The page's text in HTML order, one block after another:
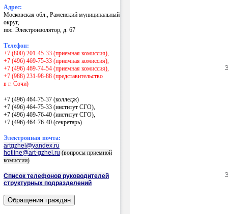
Адрес:
Московская обл., Раменский муниципальный
округ,
пос. Электроизолятор, д. 67
Телефон:
+7 (800) 201-45-33 (приемная комиссия),
+7 (496) 469-75-33 (приемная комиссия),
+7 (496) 469-74-54 (приемная комиссия),
+7 (988) 231-98-88 (представительство
в г. Сочи)
+7 (496) 464-75-37 (колледж)
+7 (496) 464-75-33 (институт СГО),
+7 (496) 469-76-40 (институт СГО),
+7 (496) 464-76-40 (секретарь)
Электронная почта:
artgzhel@yandex.ru
hotline@art-gzhel.ru (вопросы приемной
комиссии)
Список телефонов руководителей
структурных подразделений